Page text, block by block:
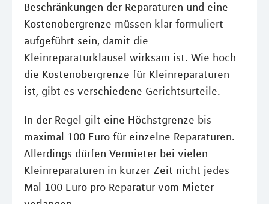
Beschränkungen der Reparaturen und eine
Kostenobergrenze müssen klar formuliert
aufgeführt sein, damit die
Kleinreparaturklausel wirksam ist. Wie hoch
die Kostenobergrenze für Kleinreparaturen
ist, gibt es verschiedene Gerichtsurteile.
In der Regel gilt eine Höchstgrenze bis
maximal 100 Euro für einzelne Reparaturen.
Allerdings dürfen Vermieter bei vielen
Kleinreparaturen in kurzer Zeit nicht jedes
Mal 100 Euro pro Reparatur vom Mieter